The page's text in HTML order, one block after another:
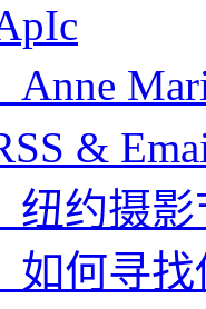
Anne
&
纽约摄
如何寻